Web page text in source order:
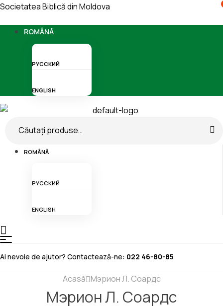
Societatea Biblică din Moldova
Menu ROMÂNĂ
РУССКИЙ
ENGLISH
Menu
ROMÂNĂ
РУССКИЙ
ENGLISH
Meniu
Ai nevoie de ajutor? Contactează-ne: 022 46-80-85
Acasă Мэрион Л. Соардс
Мэрион Л. Соардс